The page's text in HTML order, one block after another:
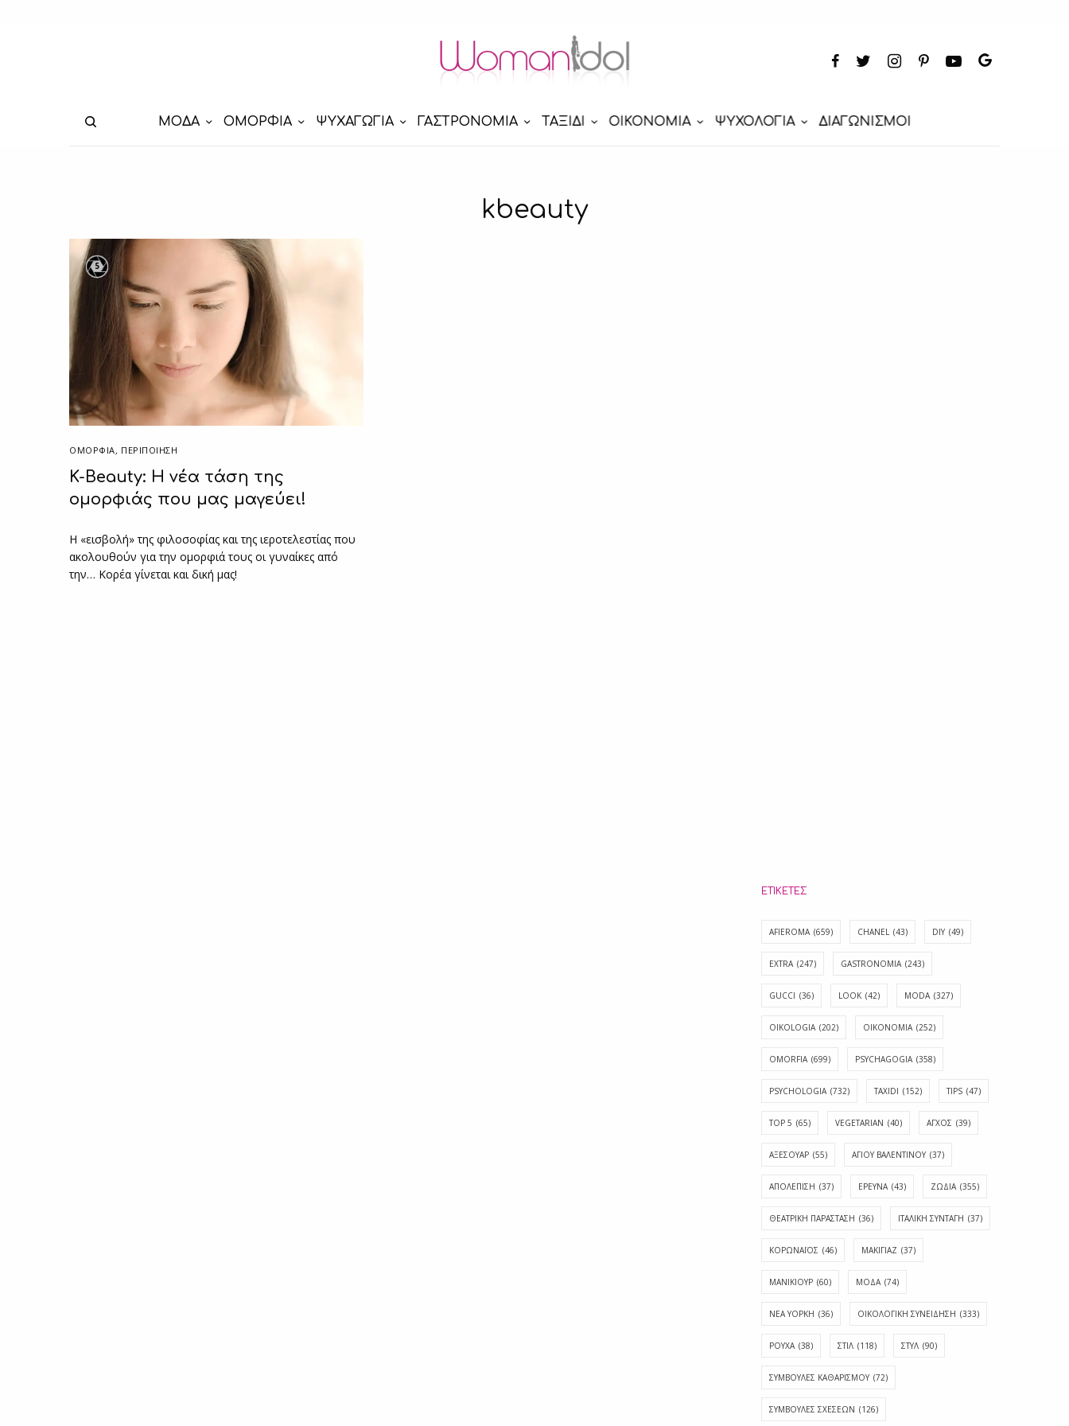
ΜΟΔΑ ΟΜΟΡΦΙΑ ΨΥΧΑΓΩΓΙΑ ΓΑΣΤΡΟΝΟΜΙΑ ΤΑΞΙΔΙ ΟΙΚΟΝΟΜΙΑ ΨΥΧΟΛΟΓΙΑ ΔΙΑΓΩΝΙΣΜΟΙ
kbeauty
5
ΟΜΟΡΦΙΑ, ΠΕΡΙΠΟΊΗΣΗ
K-Beauty: Η νέα τάση της
ομορφιάς που μας μαγεύει!
Η «εισβολή» της φιλοσοφίας και της ιεροτελεστίας που
ακολουθούν για την ομορφιά τους οι γυναίκες από
την… Κορέα γίνεται και δική μας!
ΕΤΙΚΈΤΕΣ
AFIEROMA (659) CHANEL (43) DIY (49)
EXTRA (247) GASTRONOMIA (243)
GUCCI (36) LOOK (42) MODA (327)
OIKOLOGIA (202) OIKONOMIA (252)
OMORFIA (699) PSYCHAGOGIA (358)
PSYCHOLOGIA (732) TAXIDI (152) TIPS (47)
TOP 5 (65) VEGETARIAN (40) ΑΓΧΟΣ (39)
ΑΞΕΣΟΥΑΡ (55) ΑΓΊΟΥ ΒΑΛΕΝΤΊΝΟΥ (37)
ΑΠΟΛΈΠΙΣΗ (37) ΕΡΕΥΝΑ (43) ΖΩΔΙΑ (355)
ΘΕΑΤΡΙΚΗ ΠΑΡΑΣΤΑΣΗ (36) ΙΤΑΛΙΚΗ ΣΥΝΤΑΓΗ (37)
ΚΟΡΩΝΑΪΟΣ (46) ΜΑΚΙΓΙΑΖ (37)
ΜΑΝΙΚΙΟΥΡ (60) ΜΟΔΑ (74)
ΝΕΑ ΥΟΡΚΗ (36) ΟΙΚΟΛΟΓΙΚΗ ΣΥΝΕΙΔΗΣΗ (333)
ΡΟΥΧΑ (38) ΣΤΙΛ (118) ΣΤΥΛ (90)
ΣΥΜΒΟΥΛΕΣ ΚΑΘΑΡΙΣΜΟΥ (72)
ΣΥΜΒΟΥΛΕΣ ΣΧΕΣΕΩΝ (126)